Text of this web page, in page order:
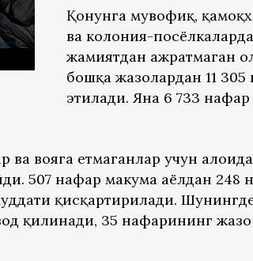
Қонунга мувофиқ,
ва колония-
жамиятдан ажратмаган
бошқа жазолардан 11
этилади. Яна 6 733 нафар
вояга етмаганлар учун
507 нафар маҳкума аёлдан 248
қисқартирилади.
қилинади, 35 нафарининг